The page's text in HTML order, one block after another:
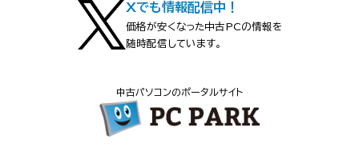
Xでも情報配信中！
価格が安くなった中古PCの情報を
随時配信しています。
中古パソコンのポータルサイト